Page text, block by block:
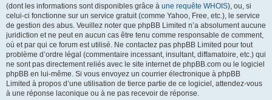
(dont les informations sont disponibles grâce à une requête WHOIS), ou, si
celui-ci fonctionne sur un service gratuit (comme Yahoo, Free, etc.), le service
de gestion des abus. Veuillez noter que phpBB Limited n’a absolument aucune
juridiction et ne peut en aucun cas être tenu comme responsable de comment,
où et par qui ce forum est utilisé. Ne contactez pas phpBB Limited pour tout
problème d’ordre légal (commentaire incessant, insultant, diffamatoire, etc.) qui
ne sont pas directement reliés avec le site internet de phpBB.com ou le logiciel
phpBB en lui-même. Si vous envoyez un courrier électronique à phpBB
Limited à propos d’une utilisation de tierce partie de ce logiciel, attendez-vous
à une réponse laconique ou à ne pas recevoir de réponse.